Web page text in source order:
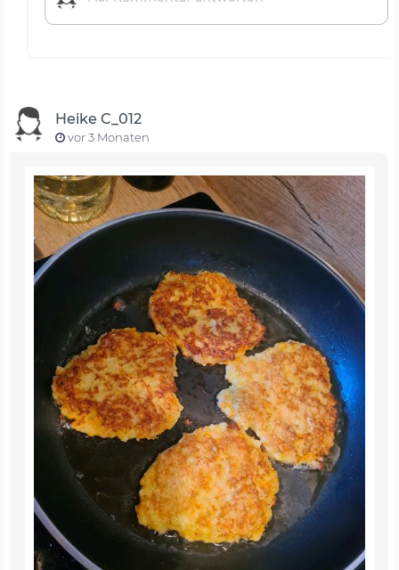
Heike C_012
vor 3 Monaten